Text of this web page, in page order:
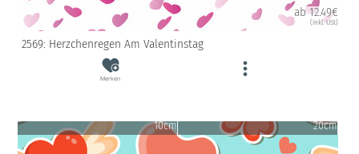
ab 12.49€
(inkl. USt)
2569: Herzchenregen Am Valentinstag
Merken
10cm 20cm